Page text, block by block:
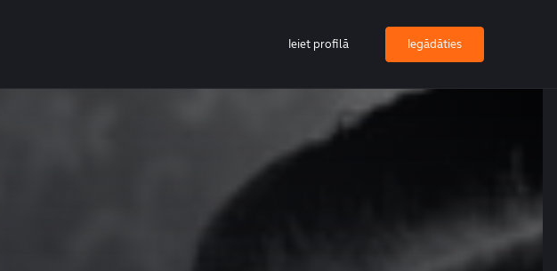
Ieiet profilā Iegādāties